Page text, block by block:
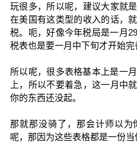
玩很多，所以呢，建议大家就
在美国有这类型的收入的话，
税。呃，好像今年税局是一月
税表也是要一月中下旬才开始完
所以呢，很多表格基本上是一
上，所以不要着急，这一月中
你的东西还没起。
那就那没骑了，那会计师以
呢，那因为这些表格都是一份当